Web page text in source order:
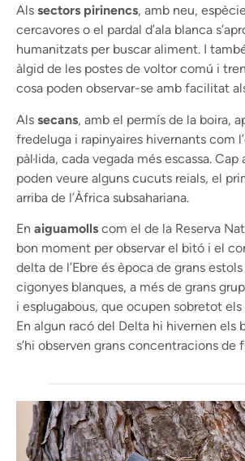
Als sectors pirinencs, amb neu,
cercavores o el pardal d’ala blanca
humanitzats per buscar aliment. I
àlgid de les postes de voltor comú i
cosa poden observar-se amb facilitat
Als secans, amb el permís de la boira,
fredeluga i rapinyaires hivernants com
pàl·lida, cada vegada més escassa.
poden veure alguns cucuts reials, el
arriba de l’Àfrica subsahariana.
En aiguamolls com el de la Reserva
bon moment per observar el bitó i el
delta de l’Ebre és època de grans estols
cigonyes blanques, a més de grans
i esplugabous, que ocupen sobretot
En algun racó del Delta hi hivernen els
s’hi observen grans concentracions de